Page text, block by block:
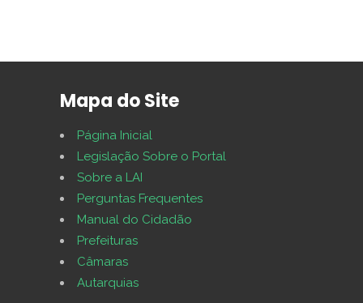
Mapa do Site
Página Inicial
Legislação Sobre o Portal
Sobre a LAI
Perguntas Frequentes
Manual do Cidadão
Prefeituras
Câmaras
Autarquias